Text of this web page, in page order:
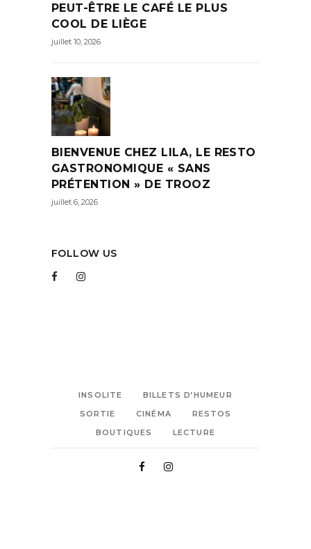
PEUT-ÊTRE LE CAFÉ LE PLUS
COOL DE LIÈGE
juillet 10, 2026
BIENVENUE CHEZ LILA, LE RESTO
GASTRONOMIQUE « SANS
PRÉTENTION » DE TROOZ
juillet 6, 2026
FOLLOW US
INSOLITE
BILLETS D’HUMEUR
SORTIE
CINÉMA
RESTOS
BOUTIQUES
LECTURE